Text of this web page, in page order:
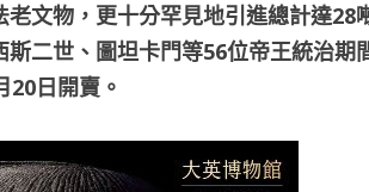
老文物，更十分罕見地引進總計達
二世、圖坦卡門等56位帝王統治
20日開賣。